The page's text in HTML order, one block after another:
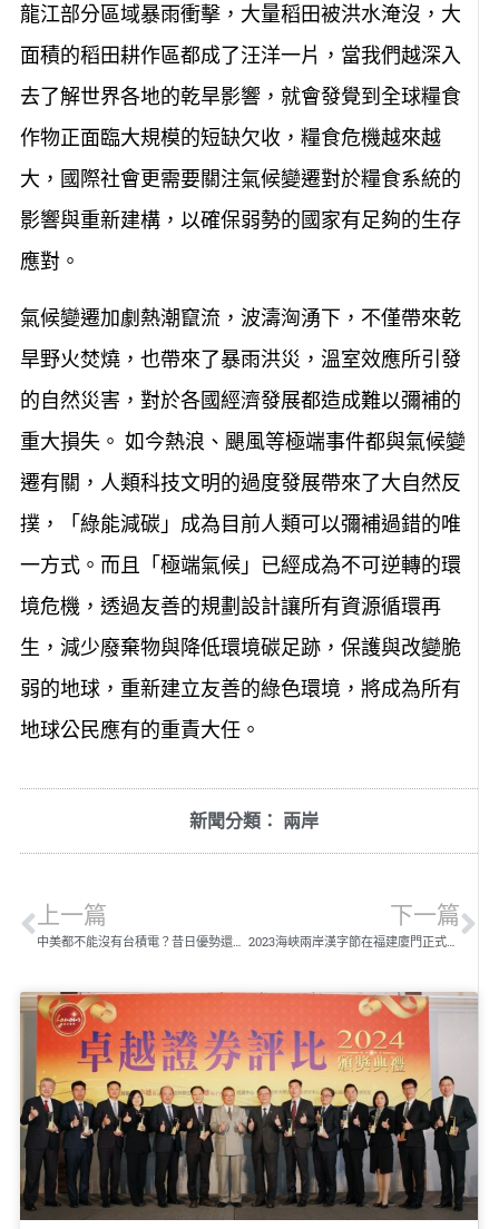
龍江部分區域暴雨衝擊，大量稻田被洪水淹沒，大
面積的稻田耕作區都成了汪洋一片，當我們越深入
去了解世界各地的乾旱影響，就會發覺到全球糧食
作物正面臨大規模的短缺欠收，糧食危機越來越
大，國際社會更需要關注氣候變遷對於糧食系統的
影響與重新建構，以確保弱勢的國家有足夠的生存
應對。
氣候變遷加劇熱潮竄流，波濤洶湧下，不僅帶來乾
旱野火焚燒，也帶來了暴雨洪災，溫室效應所引發
的自然災害，對於各國經濟發展都造成難以彌補的
重大損失。 如今熱浪、颶風等極端事件都與氣候變
遷有關，人類科技文明的過度發展帶來了大自然反
撲，「綠能減碳」成為目前人類可以彌補過錯的唯
一方式。而且「極端氣候」已經成為不可逆轉的環
境危機，透過友善的規劃設計讓所有資源循環再
生，減少廢棄物與降低環境碳足跡，保護與改變脆
弱的地球，重新建立友善的綠色環境，將成為所有
地球公民應有的重責大任。
新聞分類： 兩岸
上一篇
中美都不能沒有台積電？昔日優勢還存在嗎？
下一篇
2023海峽兩岸漢字節在福建廈門正式開幕